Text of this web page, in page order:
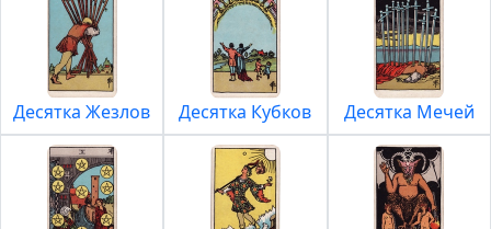
Десятка Жезлов Десятка Кубков Десятка Мечей